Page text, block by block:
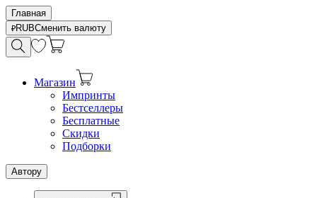
Главная
RUBСменить валюту
Магазин
Импринты
Бестселлеры
Бесплатные
Скидки
Подборки
Автору